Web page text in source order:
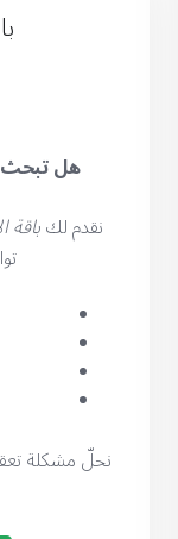
هل تبحث
نقدم لكباقة
نحلّ مشكلة